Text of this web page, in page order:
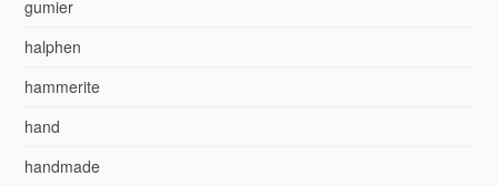
gumier
halphen
hammerite
hand
handmade